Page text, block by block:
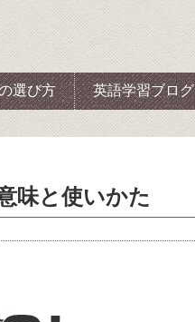
選び方 英語学習ブログ
味と使いかた